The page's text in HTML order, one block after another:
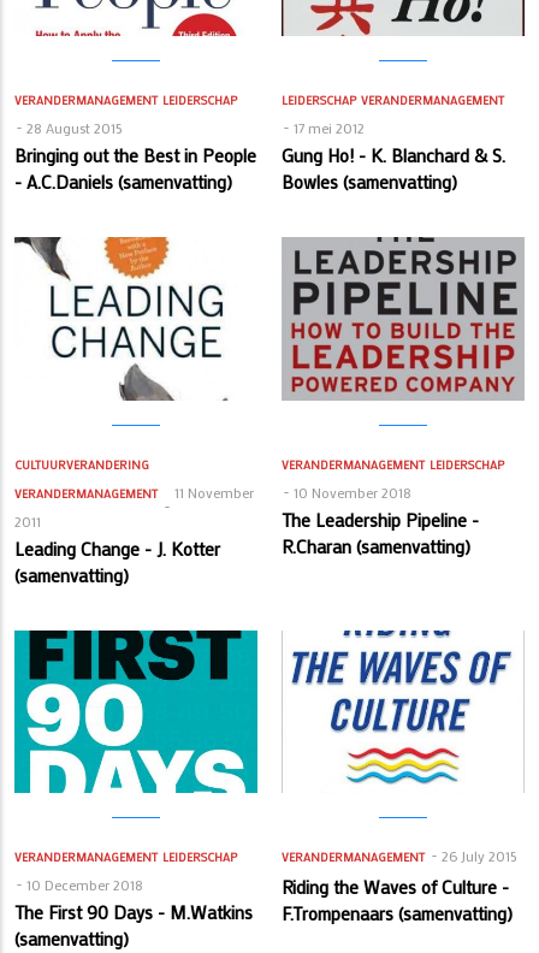
VERANDERMANAGEMENT LEIDERSCHAP
28 August 2015
Bringing out the Best in People
- A.C.Daniels (samenvatting)
LEIDERSCHAP VERANDERMANAGEMENT
17 mei 2012
Gung Ho! - K. Blanchard & S.
Bowles (samenvatting)
CULTUURVERANDERING
VERANDERMANAGEMENT
11 November
2011
Leading Change - J. Kotter
(samenvatting)
VERANDERMANAGEMENT LEIDERSCHAP
10 November 2018
The Leadership Pipeline -
R.Charan (samenvatting)
VERANDERMANAGEMENT LEIDERSCHAP
10 December 2018
The First 90 Days - M.Watkins
(samenvatting)
VERANDERMANAGEMENT 26 July 2015
Riding the Waves of Culture -
F.Trompenaars (samenvatting)